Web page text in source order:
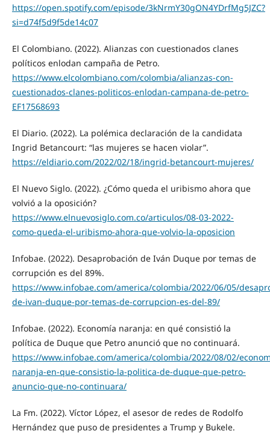
https://open.spotify.com/episode/3kNrmY30gON4YDrfMg5JZC?
si=d74f5d9f5de14c07
El Colombiano. (2022). Alianzas con cuestionados clanes
políticos enlodan campaña de Petro.
https://www.elcolombiano.com/colombia/alianzas-con-
cuestionados-clanes-politicos-enlodan-campana-de-petro-
EF17568693
El Diario. (2022). La polémica declaración de la candidata
Ingrid Betancourt: “las mujeres se hacen violar”.
https://eldiario.com/2022/02/18/ingrid-betancourt-mujeres/
El Nuevo Siglo. (2022). ¿Cómo queda el uribismo ahora que
volvió a la oposición?
https://www.elnuevosiglo.com.co/articulos/08-03-2022-
como-queda-el-uribismo-ahora-que-volvio-la-oposicion
Infobae. (2022). Desaprobación de Iván Duque por temas de
corrupción es del 89%.
https://www.infobae.com/america/colombia/2022/06/05/
de-ivan-duque-por-temas-de-corrupcion-es-del-89/
Infobae. (2022). Economía naranja: en qué consistió la
política de Duque que Petro anunció que no continuará.
https://www.infobae.com/america/colombia/2022/08/02/
naranja-en-que-consistio-la-politica-de-duque-que-petro-
anuncio-que-no-continuara/
La Fm. (2022). Víctor López, el asesor de redes de Rodolfo
Hernández que puso de presidentes a Trump y Bukele.